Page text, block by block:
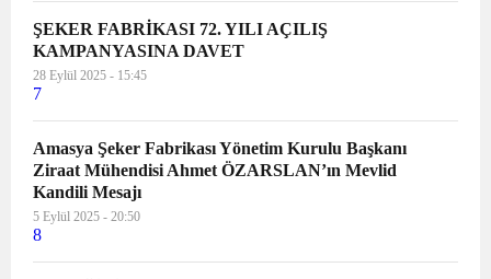
ŞEKER FABRİKASI 72. YILI AÇILIŞ
KAMPANYASINA DAVET
28 Eylül 2025 - 15:45
7
Amasya Şeker Fabrikası Yönetim Kurulu Başkanı
Ziraat Mühendisi Ahmet ÖZARSLAN’ın Mevlid
Kandili Mesajı
5 Eylül 2025 - 20:50
8